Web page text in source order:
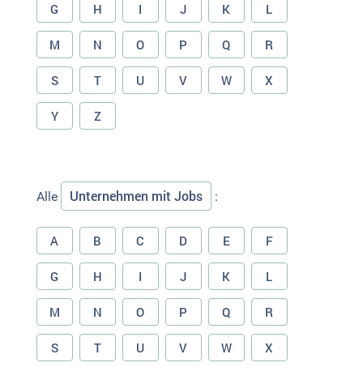
G H I J K L
M N O P Q R
S T U V W X
Y Z
Alle Unternehmen mit Jobs :
A B C D E F
G H I J K L
M N O P Q R
S T U V W X